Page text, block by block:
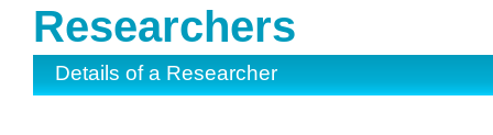
Researchers
Details of a Researcher